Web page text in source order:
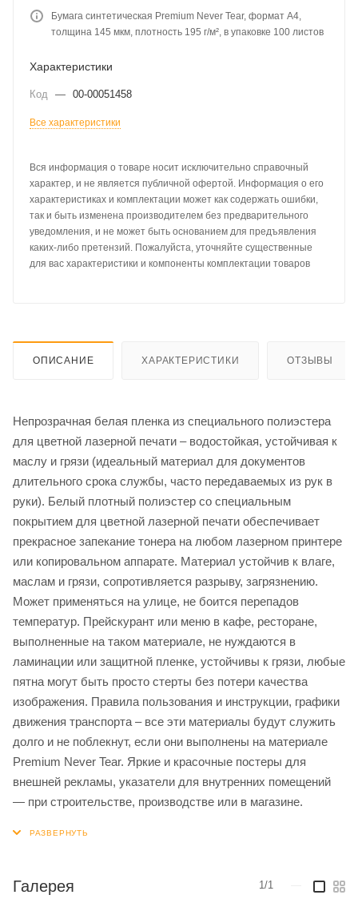
Бумага синтетическая Premium Never Tear, формат A4,
толщина 145 мкм, плотность 195 г/м², в упаковке 100 листов
Характеристики
Код — 00-00051458
Все характеристики
Вся информация о товаре носит исключительно справочный
характер, и не является публичной офертой. Информация о его
характеристиках и комплектации может как содержать ошибки,
так и быть изменена производителем без предварительного
уведомления, и не может быть основанием для предъявления
каких-либо претензий. Пожалуйста, уточняйте существенные
для вас характеристики и компоненты комплектации товаров
ОПИСАНИЕ ХАРАКТЕРИСТИКИ ОТЗЫВЫ
Непрозрачная белая пленка из специального полиэстера
для цветной лазерной печати – водостойкая, устойчивая к
маслу и грязи (идеальный материал для документов
длительного срока службы, часто передаваемых из рук в
руки). Белый плотный полиэстер со специальным
покрытием для цветной лазерной печати обеспечивает
прекрасное запекание тонера на любом лазерном принтере
или копировальном аппарате. Материал устойчив к влаге,
маслам и грязи, сопротивляется разрыву, загрязнению.
Может применяться на улице, не боится перепадов
температур. Прейскурант или меню в кафе, ресторане,
выполненные на таком материале, не нуждаются в
ламинации или защитной пленке, устойчивы к грязи, любые
пятна могут быть просто стерты без потери качества
изображения. Правила пользования и инструкции, графики
движения транспорта – все эти материалы будут служить
долго и не поблекнут, если они выполнены на материале
Premium Never Tear. Яркие и красочные постеры для
внешней рекламы, указатели для внутренних помещений
— при строительстве, производстве или в магазине.
Галерея 1/1